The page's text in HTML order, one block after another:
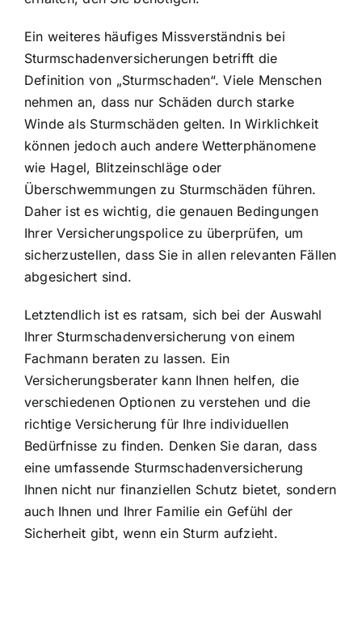
Ein weiteres häufiges Missverständnis bei
Sturmschadenversicherungen betrifft die
Definition von „Sturmschaden“. Viele Menschen
nehmen an, dass nur Schäden durch starke
Winde als Sturmschäden gelten. In Wirklichkeit
können jedoch auch andere Wetterphänomene
wie Hagel, Blitzeinschläge oder
Überschwemmungen zu Sturmschäden führen.
Daher ist es wichtig, die genauen Bedingungen
Ihrer Versicherungspolice zu überprüfen, um
sicherzustellen, dass Sie in allen relevanten Fällen
abgesichert sind.
Letztendlich ist es ratsam, sich bei der Auswahl
Ihrer Sturmschadenversicherung von einem
Fachmann beraten zu lassen. Ein
Versicherungsberater kann Ihnen helfen, die
verschiedenen Optionen zu verstehen und die
richtige Versicherung für Ihre individuellen
Bedürfnisse zu finden. Denken Sie daran, dass
eine umfassende Sturmschadenversicherung
Ihnen nicht nur finanziellen Schutz bietet, sondern
auch Ihnen und Ihrer Familie ein Gefühl der
Sicherheit gibt, wenn ein Sturm aufzieht.